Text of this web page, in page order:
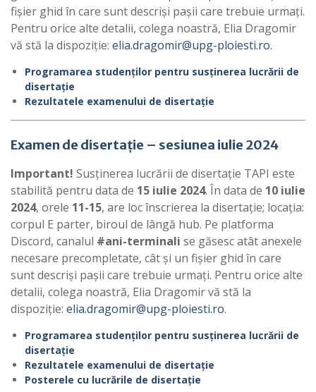
fișier ghid în care sunt descriși pașii care trebuie urmați.
Pentru orice alte detalii, colega noastră, Elia Dragomir
vă stă la dispoziție: elia.dragomir@upg-ploiesti.ro.
Programarea studenților pentru susținerea lucrării de
disertație
Rezultatele examenului de disertație
Examen de disertație – sesiunea iulie 2024
Important! Susținerea lucrării de disertație TAPI este
stabilită pentru data de 15 iulie 2024. În data de 10 iulie
2024, orele 11-15, are loc înscrierea la disertație; locația:
corpul E parter, biroul de lângă hub. Pe platforma
Discord, canalul #ani-terminali se găsesc atât anexele
necesare precompletate, cât și un fișier ghid în care
sunt descriși pașii care trebuie urmați. Pentru orice alte
detalii, colega noastră, Elia Dragomir vă stă la
dispoziție: elia.dragomir@upg-ploiesti.ro.
Programarea studenților pentru susținerea lucrării de
disertație
Rezultatele examenului de disertație
Posterele cu lucrările de disertație